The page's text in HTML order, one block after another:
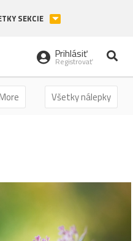
SEKCIE
Prihlásiť
Registrovať
Všetky nálepky